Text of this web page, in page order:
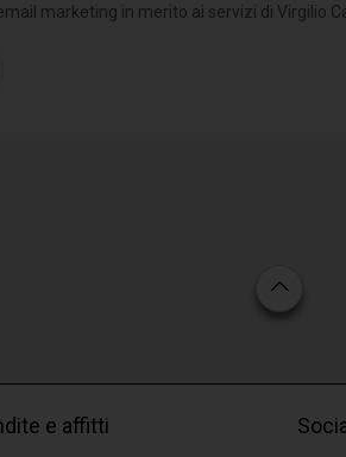
marketing in merito ai servizi di Virgilio
e affitti